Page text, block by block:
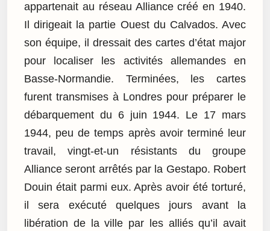
appartenait au réseau Alliance créé en 1940.
Il dirigeait la partie Ouest du Calvados. Avec
son équipe, il dressait des cartes d’état major
pour localiser les activités allemandes en
Basse-Normandie. Terminées, les cartes
furent transmises à Londres pour préparer le
débarquement du 6 juin 1944. Le 17 mars
1944, peu de temps après avoir terminé leur
travail, vingt-et-un résistants du groupe
Alliance seront arrêtés par la Gestapo. Robert
Douin était parmi eux. Après avoir été torturé,
il sera exécuté quelques jours avant la
libération de la ville par les alliés qu’il avait